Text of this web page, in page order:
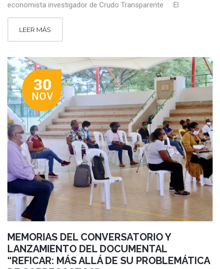
economista investigador de Crudo Transparente El
LEER MÁS
30
NOV
MEMORIAS DEL CONVERSATORIO Y
LANZAMIENTO DEL DOCUMENTAL
“REFICAR: MÁS ALLÁ DE SU PROBLEMÁTICA